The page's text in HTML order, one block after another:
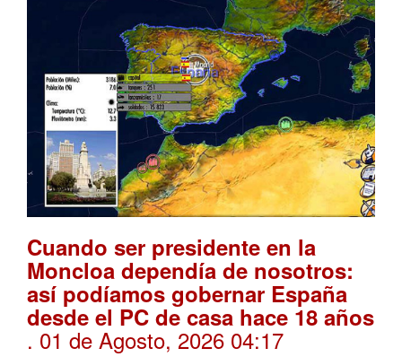
Cuando ser presidente en la
Moncloa dependía de nosotros:
así podíamos gobernar España
desde el PC de casa hace 18 años
. 01 de Agosto, 2026 04:17